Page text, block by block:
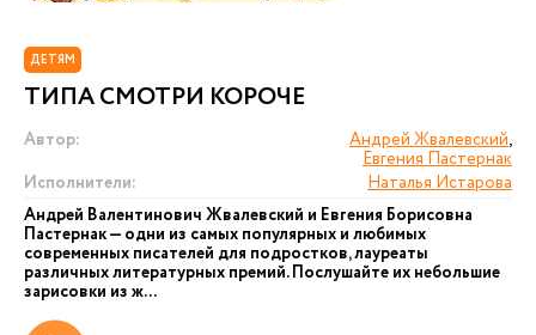
ДЕТЯМ
ТИПА СМОТРИ КОРОЧЕ
Автор: Андрей Жвалевский,
Евгения Пастернак
Исполнители:
Наталья Истарова
Андрей Валентинович Жвалевский и Евгения Борисовна
Пастернак — одни из самых популярных и любимых
современных писателей для подростков, лауреаты
различных литературных премий. Послушайте их небольшие
зарисовки из ж...